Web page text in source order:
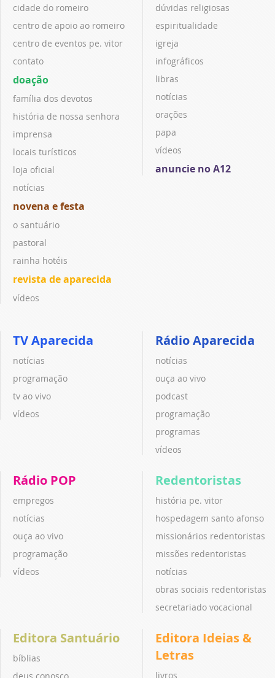
cidade do romeiro
centro de apoio ao romeiro
centro de eventos pe. vitor
contato
doação
família dos devotos
história de nossa senhora
imprensa
locais turísticos
loja oficial
notícias
novena e festa
o santuário
pastoral
rainha hotéis
revista de aparecida
vídeos
dúvidas religiosas
espiritualidade
igreja
infográficos
libras
notícias
orações
papa
vídeos
anuncie no A12
TV Aparecida
notícias
programação
tv ao vivo
vídeos
Rádio Aparecida
notícias
ouça ao vivo
podcast
programação
programas
vídeos
Rádio POP
empregos
notícias
ouça ao vivo
programação
vídeos
Redentoristas
história pe. vitor
hospedagem santo afonso
missionários redentoristas
missões redentoristas
notícias
obras sociais redentoristas
secretariado vocacional
Editora Santuário
bíblias
Editora Ideias &
Letras
livros